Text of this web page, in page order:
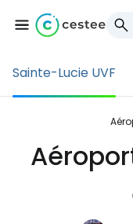
Sainte-Lucie UVF
Se
Cestee
... la